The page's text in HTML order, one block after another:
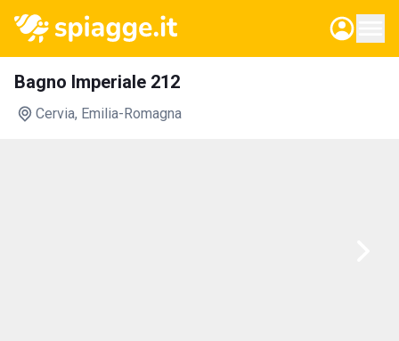
Bagno Imperiale 212
Cervia, Emilia-Romagna